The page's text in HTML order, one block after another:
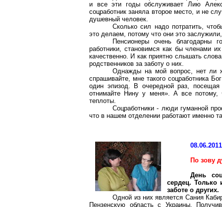
и все эти годы обслуживает Лию
соцработник заняла второе место, и не
душевный человек.
Сколько сил надо потратить,
это делаем, потому что они это
Пенсионеры очень благодарны
работники, становимся как бы членами
качественно. И как приятно слышать
родственников за заботу о них.
Однажды на мой вопрос, нет ли
спрашивайте, мне такого соцработника
один эпизод. В очередной раз,
отнимайте Нину у меня». А все
теплоты.
Соцработники - люди гуманной
что в нашем отделении работают именно
08.06.2011
По зову
День
сердец. Только
заботе о других.
Одной из них является Сания
Пензенскую область с Украины.